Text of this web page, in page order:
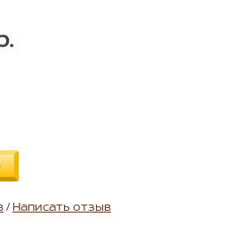
/ Написать отзыв